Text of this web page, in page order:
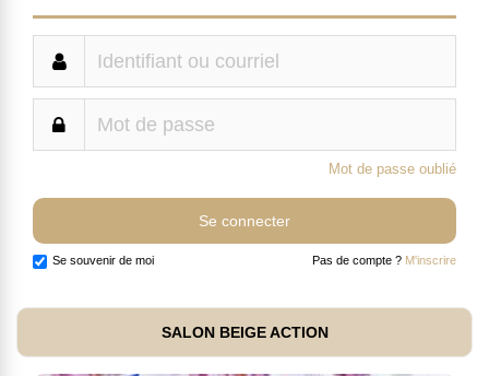
Mot de passe oublié
Se souvenir de moi Pas de compte ? M'inscrire
SALON BEIGE ACTION